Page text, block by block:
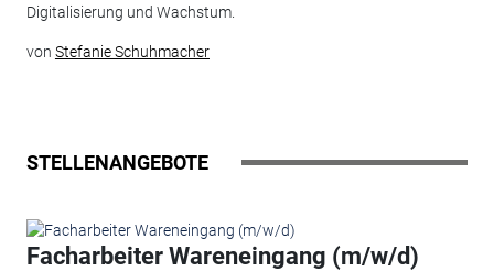
Digitalisierung und Wachstum.
von Stefanie Schuhmacher
STELLENANGEBOTE
Facharbeiter Wareneingang (m/w/d)